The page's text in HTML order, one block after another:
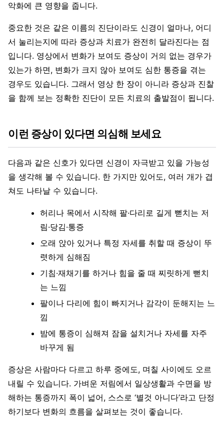
악화에 큰 영향을 줍니다.
중요한 것은 같은 이름의 진단이라도 신경이 얼마나, 어디
서 눌리는지에 따라 증상과 치료가 완전히 달라진다는 점
입니다. 영상에서 변화가 보여도 증상이 거의 없는 경우가
있는가 하면, 변화가 크지 않아 보여도 심한 통증을 겪는
경우도 있습니다. 그래서 영상 한 장이 아니라 증상과 진찰
을 함께 보는 정확한 진단이 모든 치료의 출발점이 됩니다.
이런 증상이 있다면 의심해 보세요
다음과 같은 신호가 있다면 신경이 자극받고 있을 가능성
을 생각해 볼 수 있습니다. 한 가지만 있어도, 여러 개가 겹
쳐도 나타날 수 있습니다.
허리나 목에서 시작해 팔·다리로 길게 뻗치는 저
림·당김·통증
오래 앉아 있거나 특정 자세를 취할 때 증상이 뚜
렷하게 심해짐
기침·재채기를 하거나 힘을 줄 때 찌릿하게 뻗치
는 느낌
팔이나 다리에 힘이 빠지거나 감각이 둔해지는 느
낌
밤에 통증이 심해져 잠을 설치거나 자세를 자주
바꾸게 됨
증상은 사람마다 다르고 하루 중에도, 며칠 사이에도 오르
내릴 수 있습니다. 가벼운 저림에서 일상생활과 수면을 방
해하는 통증까지 폭이 넓어, 스스로 ‘별것 아니다’라고 단정
하기보다 변화의 흐름을 살펴보는 것이 좋습니다.